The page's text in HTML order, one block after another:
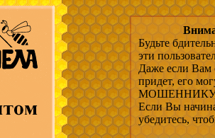
Будьте
эти
Даже если Вам
придет, его
МОШЕННИКУ,
Если Вы
убедитесь,